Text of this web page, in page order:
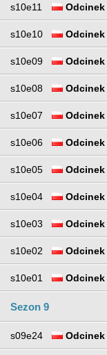
s10e11 Odcinek
s10e10 Odcinek
s10e09 Odcinek
s10e08 Odcinek
s10e07 Odcinek
s10e06 Odcinek
s10e05 Odcinek
s10e04 Odcinek
s10e03 Odcinek
s10e02 Odcinek
s10e01 Odcinek
Sezon 9
s09e24 Odcinek